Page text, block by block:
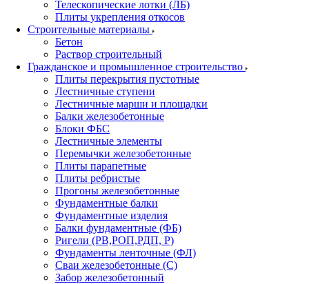
Телескопические лотки (ЛБ)
Плиты укрепления откосов
Строительные материалы
Бетон
Раствор строительный
Гражданское и промышленное строительство
Плиты перекрытия пустотные
Лестничные ступени
Лестничные марши и площадки
Балки железобетонные
Блоки ФБС
Лестничные элементы
Перемычки железобетонные
Плиты парапетные
Плиты ребристые
Прогоны железобетонные
Фундаментные балки
Фундаментные изделия
Балки фундаментные (ФБ)
Ригели (РВ,РОП,РДП, Р)
Фундаменты ленточные (ФЛ)
Сваи железобетонные (С)
Забор железобетонный